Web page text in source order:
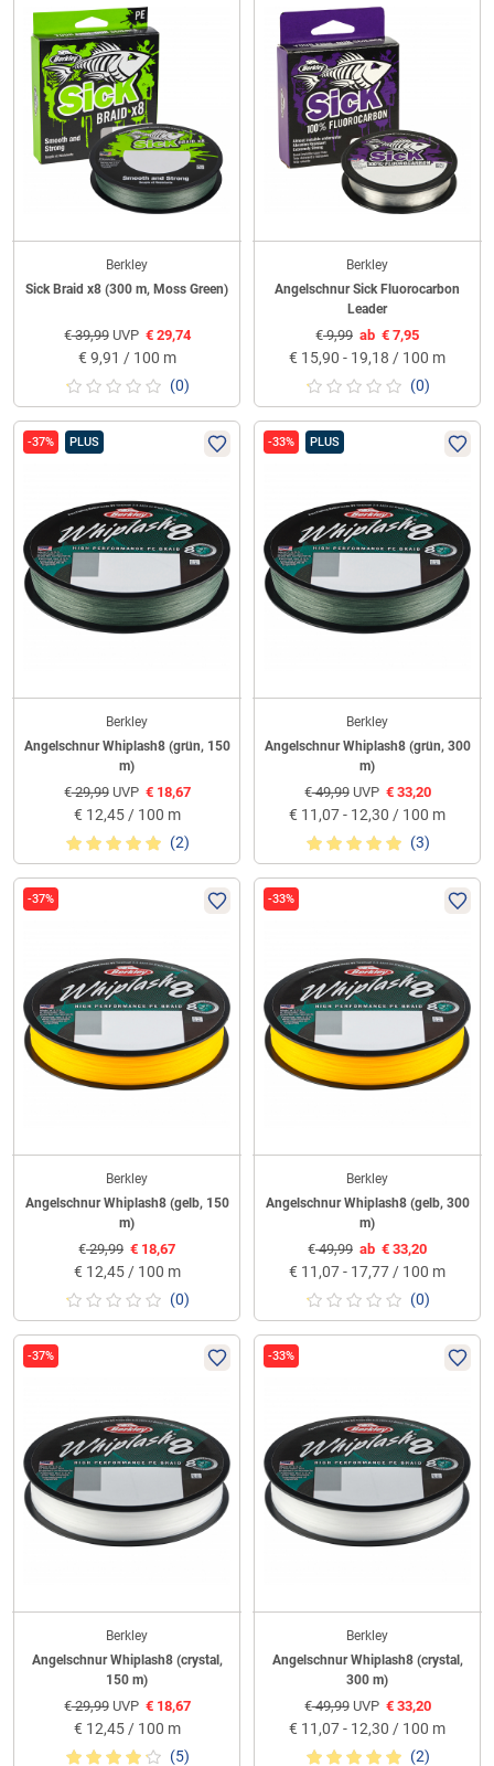
Berkley
Sick Braid x8 (300 m, Moss Green)
€39,99UVP €29,74
€ 9,91 / 100 m
(0)
Berkley
Angelschnur Sick Fluorocarbon
Leader
€9,99 ab € 7,95
€ 15,90 - 19,18 / 100 m
(0)
-37% PLUS
Berkley
Angelschnur Whiplash8 (grün, 150
m)
€29,99UVP €18,67
€ 12,45 / 100 m
(2)
-33% PLUS
Berkley
Angelschnur Whiplash8 (grün, 300
m)
€49,99UVP €33,20
€ 11,07 - 12,30 / 100 m
(3)
-37%
Berkley
Angelschnur Whiplash8 (gelb, 150
m)
€29,99 € 18,67
€ 12,45 / 100 m
(0)
-33%
Berkley
Angelschnur Whiplash8 (gelb, 300
m)
€49,99 ab € 33,20
€ 11,07 - 17,77 / 100 m
(0)
-37%
Berkley
Angelschnur Whiplash8 (crystal,
150 m)
€29,99UVP €18,67
€ 12,45 / 100 m
(5)
-33%
Berkley
Angelschnur Whiplash8 (crystal,
300 m)
€49,99UVP €33,20
€ 11,07 - 12,30 / 100 m
(2)